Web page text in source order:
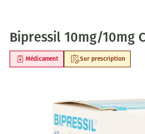
Bipressil 10mg/10mg
Sur prescription
Médicament